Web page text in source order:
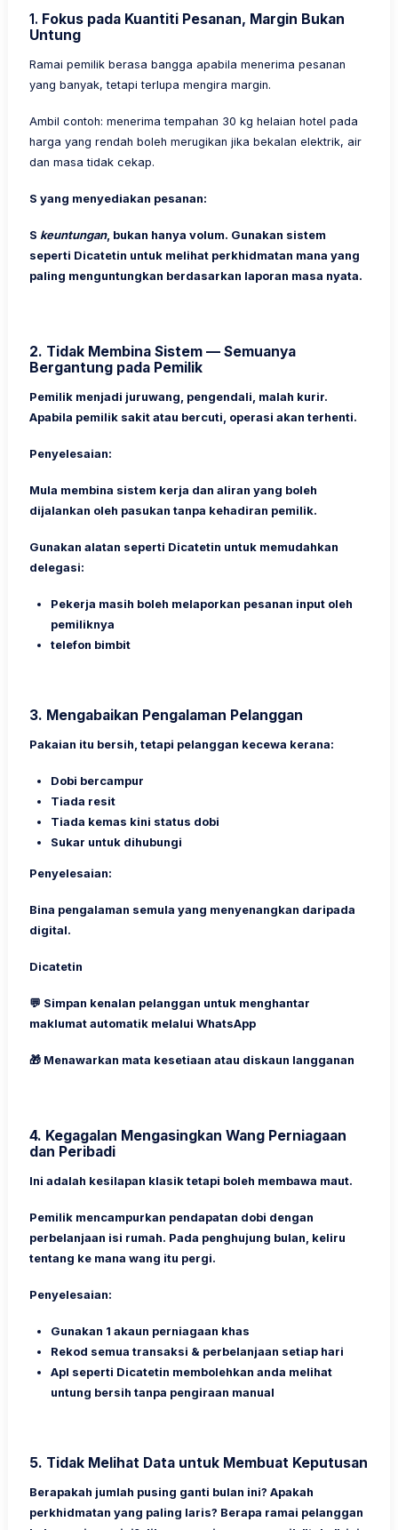
1. Fokus pada Kuantiti Pesanan, Margin Bukan
Untung
Ramai pemilik berasa bangga apabila menerima pesanan
yang banyak, tetapi terlupa mengira margin.
Ambil contoh: menerima tempahan 30 kg helaian hotel pada
harga yang rendah boleh merugikan jika bekalan elektrik, air
dan masa tidak cekap.
S yang menyediakan pesanan:
S keuntungan, bukan hanya volum. Gunakan sistem
seperti Dicatetin untuk melihat perkhidmatan mana yang
paling menguntungkan berdasarkan laporan masa nyata.
2. Tidak Membina Sistem — Semuanya
Bergantung pada Pemilik
Pemilik menjadi juruwang, pengendali, malah kurir.
Apabila pemilik sakit atau bercuti, operasi akan terhenti.
Penyelesaian:
Mula membina sistem kerja dan aliran yang boleh
dijalankan oleh pasukan tanpa kehadiran pemilik.
Gunakan alatan seperti Dicatetin untuk memudahkan
delegasi:
Pekerja masih boleh melaporkan pesanan input oleh
pemiliknya
telefon bimbit
3. Mengabaikan Pengalaman Pelanggan
Pakaian itu bersih, tetapi pelanggan kecewa kerana:
Dobi bercampur
Tiada resit
Tiada kemas kini status dobi
Sukar untuk dihubungi
Penyelesaian:
Bina pengalaman semula yang menyenangkan daripada
digital.
Dicatetin
💬 Simpan kenalan pelanggan untuk menghantar
maklumat automatik melalui WhatsApp
🎁 Menawarkan mata kesetiaan atau diskaun langganan
4. Kegagalan Mengasingkan Wang Perniagaan
dan Peribadi
Ini adalah kesilapan klasik tetapi boleh membawa maut.
Pemilik mencampurkan pendapatan dobi dengan
perbelanjaan isi rumah. Pada penghujung bulan, keliru
tentang ke mana wang itu pergi.
Penyelesaian:
Gunakan 1 akaun perniagaan khas
Rekod semua transaksi & perbelanjaan setiap hari
Apl seperti Dicatetin membolehkan anda melihat
untung bersih tanpa pengiraan manual
5. Tidak Melihat Data untuk Membuat Keputusan
Berapakah jumlah pusing ganti bulan ini? Apakah
perkhidmatan yang paling laris? Berapa ramai pelanggan